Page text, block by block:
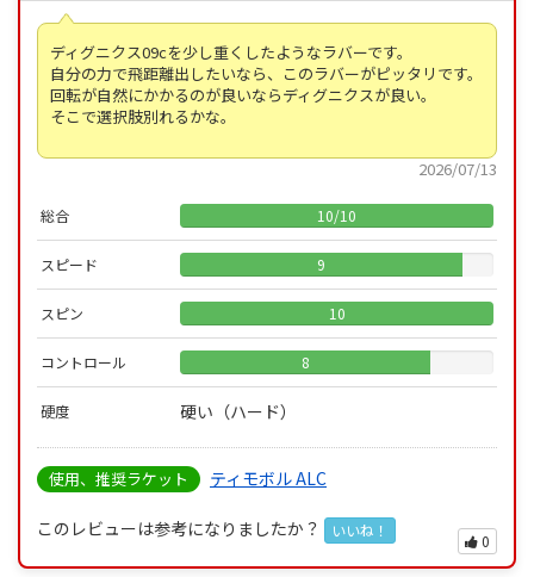
ディグニクス09cを少し重くしたようなラバーです。
自分の力で飛距離出したいなら、このラバーがピッタリです。
回転が自然にかかるのが良いならディグニクスが良い。
そこで選択肢別れるかな。
2026/07/13
総合 10/10
スピード 9
スピン 10
コントロール 8
硬度 硬い（ハード）
使用、推奨ラケット ティモボル ALC
このレビューは参考になりましたか？ いいね！
0